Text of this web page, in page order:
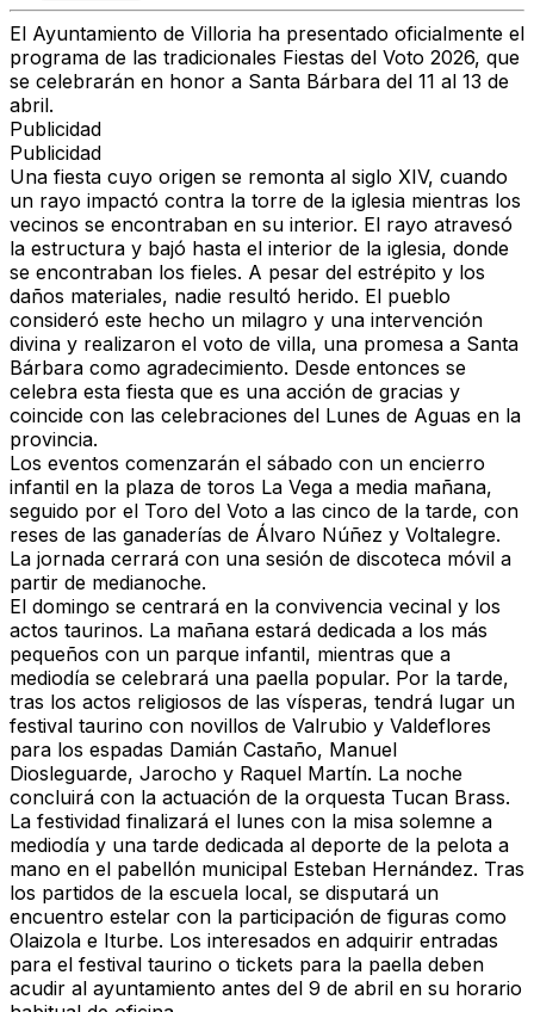
El Ayuntamiento de Villoria ha presentado oficialmente el
programa de las tradicionales Fiestas del Voto 2026, que
se celebrarán en honor a Santa Bárbara del 11 al 13 de
abril.
Publicidad
Publicidad
Una fiesta cuyo origen se remonta al siglo XIV, cuando
un rayo impactó contra la torre de la iglesia mientras los
vecinos se encontraban en su interior. El rayo atravesó
la estructura y bajó hasta el interior de la iglesia, donde
se encontraban los fieles. A pesar del estrépito y los
daños materiales, nadie resultó herido. El pueblo
consideró este hecho un milagro y una intervención
divina y realizaron el voto de villa, una promesa a Santa
Bárbara como agradecimiento. Desde entonces se
celebra esta fiesta que es una acción de gracias y
coincide con las celebraciones del Lunes de Aguas en la
provincia.
Los eventos comenzarán el sábado con un encierro
infantil en la plaza de toros La Vega a media mañana,
seguido por el Toro del Voto a las cinco de la tarde, con
reses de las ganaderías de Álvaro Núñez y Voltalegre.
La jornada cerrará con una sesión de discoteca móvil a
partir de medianoche.
El domingo se centrará en la convivencia vecinal y los
actos taurinos. La mañana estará dedicada a los más
pequeños con un parque infantil, mientras que a
mediodía se celebrará una paella popular. Por la tarde,
tras los actos religiosos de las vísperas, tendrá lugar un
festival taurino con novillos de Valrubio y Valdeflores
para los espadas Damián Castaño, Manuel
Diosleguarde, Jarocho y Raquel Martín. La noche
concluirá con la actuación de la orquesta Tucan Brass.
La festividad finalizará el lunes con la misa solemne a
mediodía y una tarde dedicada al deporte de la pelota a
mano en el pabellón municipal Esteban Hernández. Tras
los partidos de la escuela local, se disputará un
encuentro estelar con la participación de figuras como
Olaizola e Iturbe. Los interesados en adquirir entradas
para el festival taurino o tickets para la paella deben
acudir al ayuntamiento antes del 9 de abril en su horario